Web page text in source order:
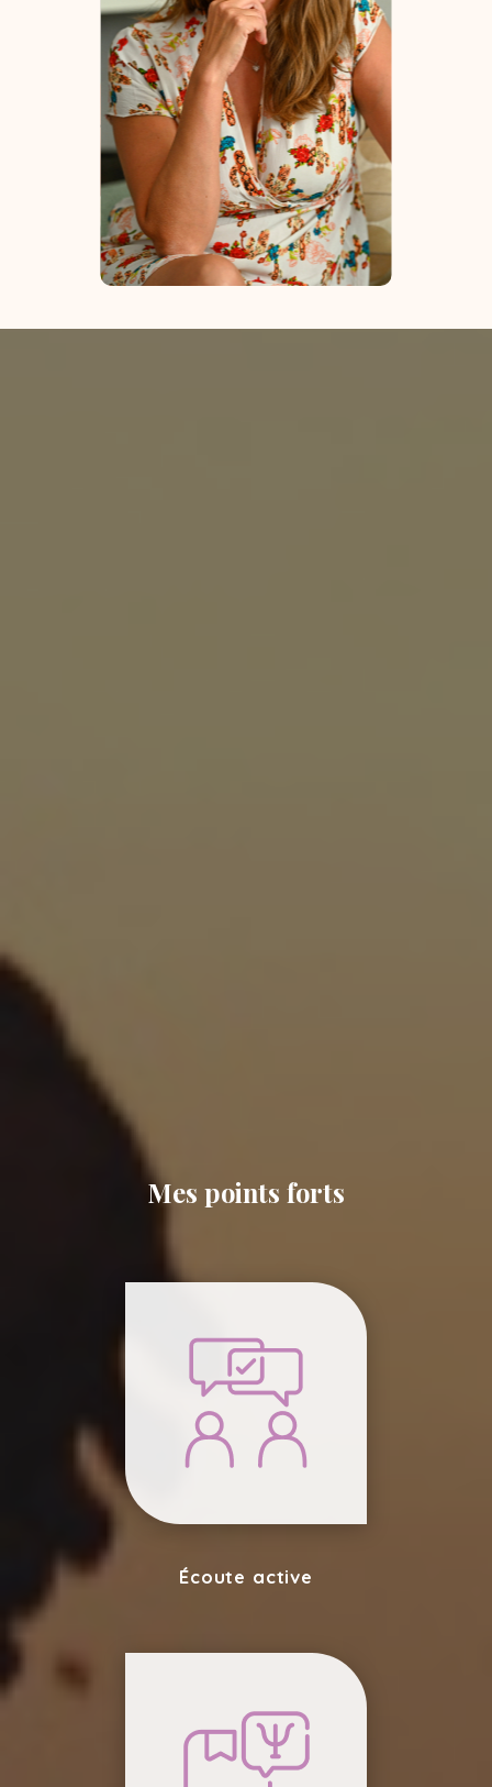
Mes points forts
Écoute active